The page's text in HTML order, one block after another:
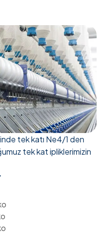
tek katı Ne4/1 den
tek kat ipliklerimizin